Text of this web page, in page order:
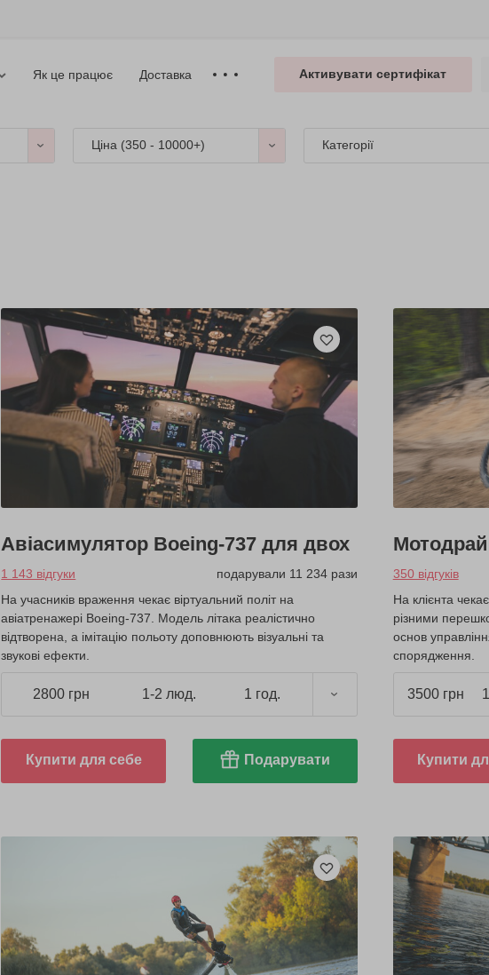
Як це працює Доставка Активувати сертифікат
Ціна (350 - 10000+) Категорії
Авіасимулятор Boeing-737 для двох
1 143 відгуки
подарували 11 234 рази
На учасників враження чекає віртуальний політ на
авіатренажері Boeing-737. Модель літака реалістично
відтворена, а імітацію польоту доповнюють візуальні та
звукові ефекти.
2800 грн 1-2 люд. 1 год.
Купити для себе Подарувати
350 відгуків
На клієнта
різними
основ
спорядження.
3500 грн
Купити